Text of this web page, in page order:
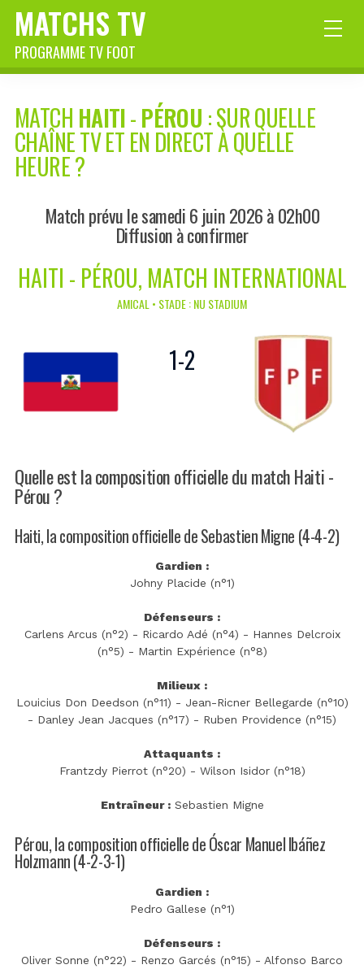
MATCHS TV
PROGRAMME TV FOOT
MATCH HAITI-PÉROU : SUR QUELLE
CHAÎNE TV ET EN DIRECT À QUELLE
HEURE ?
Match prévu le samedi 6 juin 2026 à 02h00
Diffusion à confirmer
HAITI - PÉROU, MATCH INTERNATIONAL
AMICAL • STADE : NU STADIUM
1-2
Quelle est la composition officielle du match Haiti -
Pérou ?
Haiti, la composition officielle de Sebastien Migne (4-4-2)
Gardien :
Johny Placide (n°1)
Défenseurs :
Carlens Arcus (n°2) - Ricardo Adé (n°4) - Hannes Delcroix
(n°5) - Martin Expérience (n°8)
Milieux :
Louicius Don Deedson (n°11) - Jean-Ricner Bellegarde (n°10)
- Danley Jean Jacques (n°17) - Ruben Providence (n°15)
Attaquants :
Frantzdy Pierrot (n°20) - Wilson Isidor (n°18)
Entraîneur :Sebastien Migne
Pérou, la composition officielle de Óscar Manuel Ibáñez
Holzmann (4-2-3-1)
Gardien :
Pedro Gallese (n°1)
Défenseurs :
Oliver Sonne (n°22) - Renzo Garcés (n°15) - Alfonso Barco